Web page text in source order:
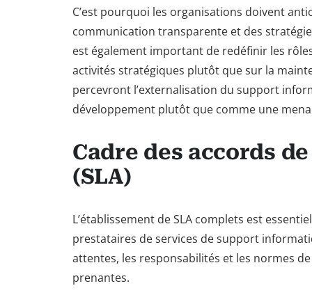
C’est pourquoi les organisations doivent
communication transparente et des
est également important de redéfinir les
activités stratégiques plutôt que sur la
percevront l’externalisation du support
développement plutôt que comme une
Cadre des accords
(SLA)
L’établissement de SLA complets est
prestataires de services de support
attentes, les responsabilités et les normes
prenantes.